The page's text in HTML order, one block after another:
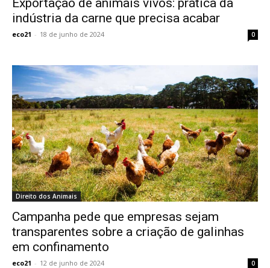
indústria da carne que precisa acabar
eco21 - 18 de junho de 2024 0
Direito dos Animais
Campanha pede que empresas sejam
transparentes sobre a criação de galinhas
em confinamento
eco21 - 12 de junho de 2024 0